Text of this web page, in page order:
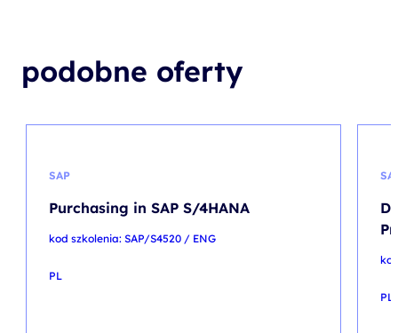
podobne oferty
SAP
Purchasing in SAP S/4HANA
kod szkolenia: SAP/S4520 / ENG
PL
PL